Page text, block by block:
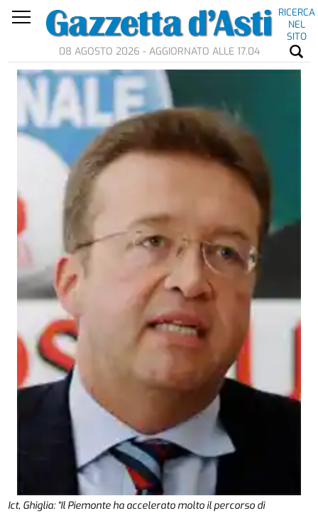
RICERCA
NEL
SITO
08 AGOSTO 2026 - AGGIORNATO ALLE 17.04
Ict, Ghiglia: “Il Piemonte ha accelerato molto il percorso di